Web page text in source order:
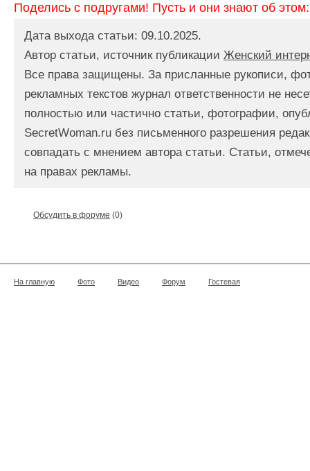
Поделись с подругами! Пусть и они знают об этом:
Дата выхода статьи: 09.10.2025.
Автор статьи, источник публикации Женский
Все права защищены. За присланные рукописи,
рекламных текстов журнал ответственности не
полностью или частично статьи, фотографии,
SecretWoman.ru без письменного разрешения
совпадать с мнением автора статьи. Статьи,
на правах рекламы.
Обсудить в форуме (0)
На главную Фото Видео Форум Гостевая